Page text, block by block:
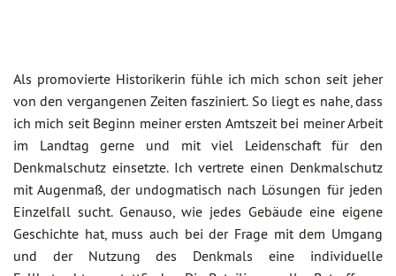
Als promovierte Historikerin fühle ich mich schon seit jeher
von den vergangenen Zeiten fasziniert. So liegt es nahe, dass
ich mich seit Beginn meiner ersten Amtszeit bei meiner Arbeit
im Landtag gerne und mit viel Leidenschaft für den
Denkmalschutz einsetzte. Ich vertrete einen Denkmalschutz
mit Augenmaß, der undogmatisch nach Lösungen für jeden
Einzelfall sucht. Genauso, wie jedes Gebäude eine eigene
Geschichte hat, muss auch bei der Frage mit dem Umgang
und der Nutzung des Denkmals eine individuelle